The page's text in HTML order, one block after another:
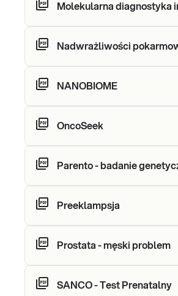
Molekularna diagnostyka
Nadwrażliwości
NANOBIOME
OncoSeek
Parento - badanie
Preeklampsja
Prostata - męski problem
SANCO - Test Prenatalny